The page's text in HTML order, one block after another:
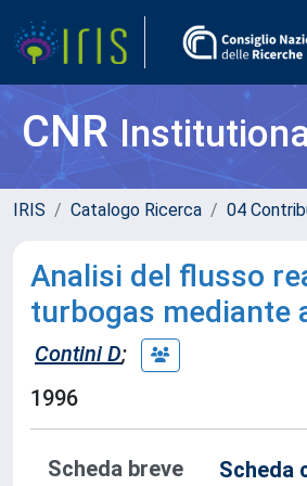
CNR
IRIS Catalogo Ricerca 04
Analisi del flusso
turbogas mediante
Contini D;
1996
Scheda breve Scheda